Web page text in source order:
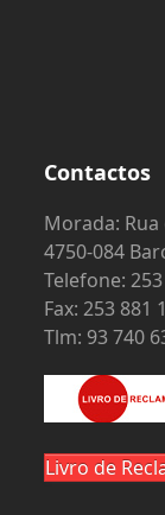
Contactos
Morada: Rua
4750-084
Telefone:
Fax: 253 881
Tlm: 93 740
Livro de